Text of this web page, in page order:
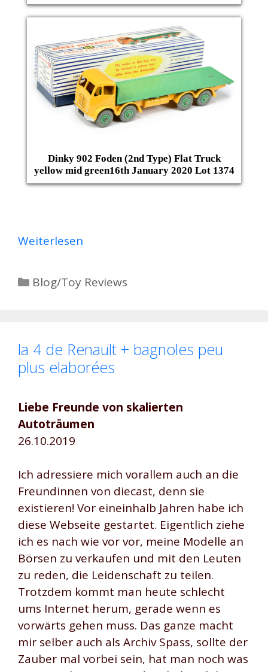
Dinky 902 Foden (2nd Type) Flat Truck
yellow mid green16th January 2020 Lot 1374
Weiterlesen
Kategorien
Blog/Toy Reviews
la 4 de Renault + bagnoles peu
plus elaborées
Liebe Freunde von skalierten
Autoträumen
26.10.2019
Ich adressiere mich vorallem auch an die
Freundinnen von diecast, denn sie
existieren! Vor eineinhalb Jahren habe ich
diese Webseite gestartet. Eigentlich ziehe
ich es nach wie vor vor, meine Modelle an
Börsen zu verkaufen und mit den Leuten
zu reden, die Leidenschaft zu teilen.
Trotzdem kommt man heute schlecht
ums Internet herum, gerade wenn es
vorwärts gehen muss. Das ganze macht
mir selber auch als Archiv Spass, sollte der
Zauber mal vorbei sein, hat man noch was